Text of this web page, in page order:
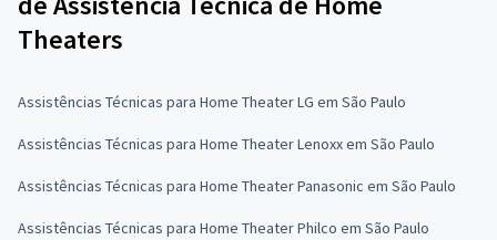
Theaters
Assistências Técnicas para Home Theater LG em São Paulo
Assistências Técnicas para Home Theater Lenoxx em São Paulo
Assistências Técnicas para Home Theater Panasonic em São Paulo
Assistências Técnicas para Home Theater Philco em São Paulo